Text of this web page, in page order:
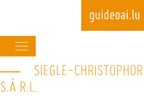
Skip
to
navigation
SIEGLE-
S.À R.L.